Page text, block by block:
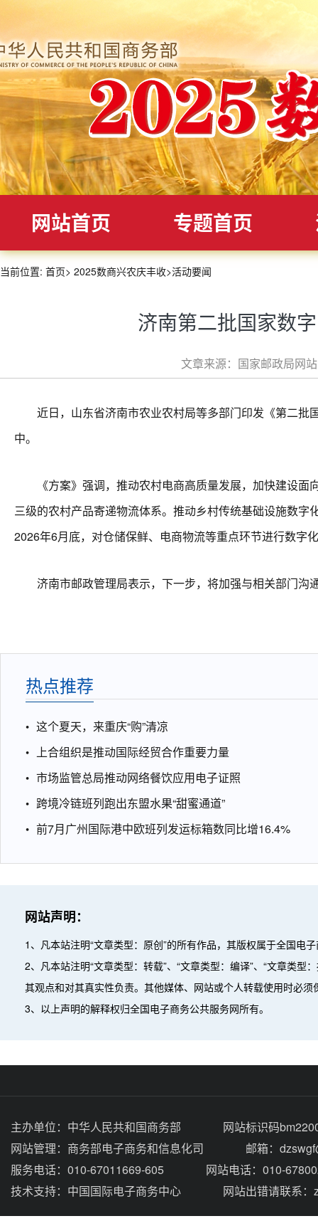
网站首页 专题首页
当前位置: 首页> 2025数商兴农庆丰收>活动要闻
济南第二批国家数
文章来源：国家邮政局网
近日，山东省济南市农业农村局等多部门印发《第二批
中。
《方案》强调，推动农村电商高质量发展，加快建设面
三级的农村产品寄递物流体系。推动乡村传统基础设施数
2026年6月底，对仓储保鲜、电商物流等重点环节进行数字
济南市邮政管理局表示，下一步，将加强与相关部门沟
热点推荐
这个夏天，来重庆“购”清凉
上合组织是推动国际经贸合作重要力量
市场监管总局推动网络餐饮应用电子证照
跨境冷链班列跑出东盟水果“甜蜜通道”
前7月广州国际港中欧班列发运标箱数同比增16.4%
网站声明：
1、凡本站注明“文章类型：原创”的所有作品，其版权属于全国电
2、凡本站注明“文章类型：转载”、“文章类型：编译”、“文章类
其观点和对其真实性负责。其他媒体、网站或个人转载使用时必
3、以上声明的解释权归全国电子商务公共服务网所有。
主办单位： 中华人民共和国商务部
网站标识码
网站管理： 商务部电子商务和信息化司
邮箱：
服务电话：010-67011669-605
网站电话：010-
技术支持： 中国国际电子商务中心 网站出错请联系